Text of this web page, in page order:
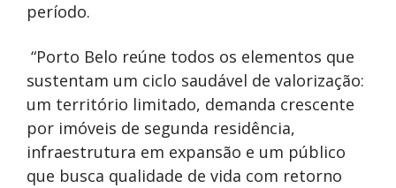
período.
“Porto Belo reúne todos os elementos que
sustentam um ciclo saudável de valorização:
um território limitado, demanda crescente
por imóveis de segunda residência,
infraestrutura em expansão e um público
que busca qualidade de vida com retorno